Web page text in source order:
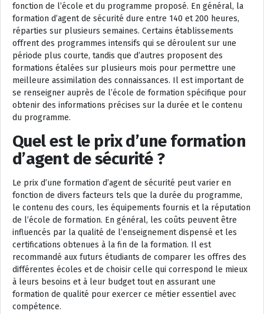
fonction de l’école et du programme proposé. En général, la
formation d’agent de sécurité dure entre 140 et 200 heures,
réparties sur plusieurs semaines. Certains établissements
offrent des programmes intensifs qui se déroulent sur une
période plus courte, tandis que d’autres proposent des
formations étalées sur plusieurs mois pour permettre une
meilleure assimilation des connaissances. Il est important de
se renseigner auprès de l’école de formation spécifique pour
obtenir des informations précises sur la durée et le contenu
du programme.
Quel est le prix d’une formation
d’agent de sécurité ?
Le prix d’une formation d’agent de sécurité peut varier en
fonction de divers facteurs tels que la durée du programme,
le contenu des cours, les équipements fournis et la réputation
de l’école de formation. En général, les coûts peuvent être
influencés par la qualité de l’enseignement dispensé et les
certifications obtenues à la fin de la formation. Il est
recommandé aux futurs étudiants de comparer les offres des
différentes écoles et de choisir celle qui correspond le mieux
à leurs besoins et à leur budget tout en assurant une
formation de qualité pour exercer ce métier essentiel avec
compétence.